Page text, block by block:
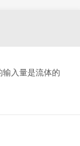
入量是流体的